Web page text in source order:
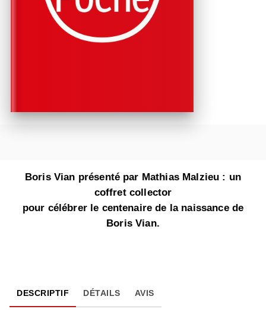
Boris Vian présenté par Mathias Malzieu : un
coffret collector
pour célébrer le centenaire de la naissance de
Boris Vian.
DESCRIPTIF DÉTAILS AVIS